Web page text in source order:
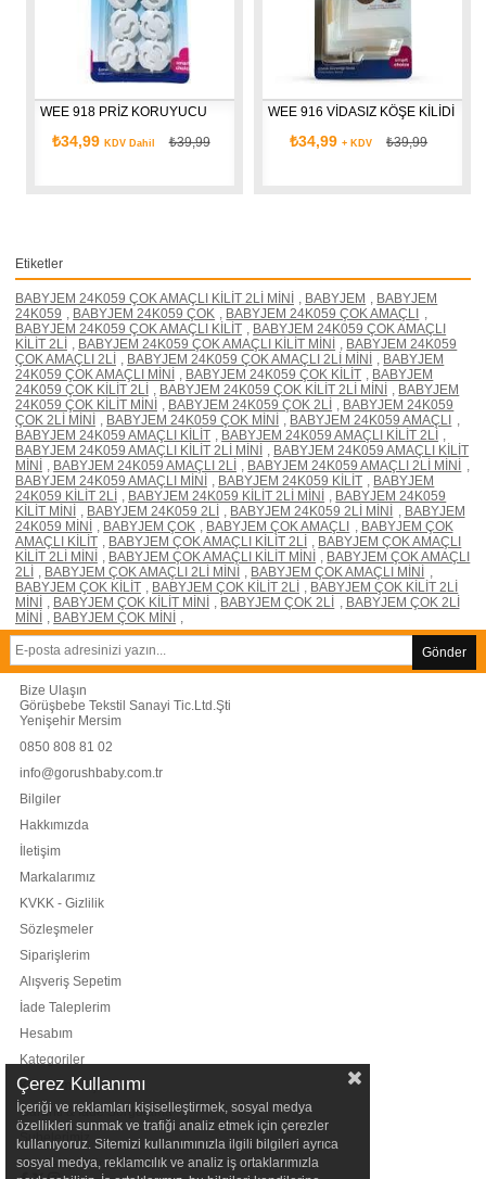
WEE 918 PRİZ KORUYUCU
₺34,99 KDV Dahil ₺39,99
WEE 916 VİDASIZ KÖŞE KİLİDİ
₺34,99+ KDV ₺39,99
Etiketler
BABYJEM 24K059 ÇOK AMAÇLI KİLİT 2Lİ MİNİ BABYJEM
BABYJEM
24K059
BABYJEM 24K059 ÇOK BABYJEM 24K059 ÇOK AMAÇLI
BABYJEM 24K059 ÇOK AMAÇLI KİLİT
BABYJEM 24K059 ÇOK AMAÇLI
KİLİT 2Lİ
BABYJEM 24K059 ÇOK AMAÇLI KİLİT MİNİ
BABYJEM 24K059
ÇOK AMAÇLI 2Lİ
BABYJEM 24K059 ÇOK AMAÇLI 2Lİ MİNİ
BABYJEM
24K059 ÇOK AMAÇLI MİNİ
BABYJEM 24K059 ÇOK KİLİT
BABYJEM
24K059 ÇOK KİLİT 2Lİ
BABYJEM 24K059 ÇOK KİLİT 2Lİ MİNİ
BABYJEM
24K059 ÇOK KİLİT MİNİ
BABYJEM 24K059 ÇOK 2Lİ
BABYJEM 24K059
ÇOK 2Lİ MİNİ
BABYJEM 24K059 ÇOK MİNİ BABYJEM 24K059 AMAÇLI
BABYJEM 24K059 AMAÇLI KİLİT
BABYJEM 24K059 AMAÇLI KİLİT 2Lİ
BABYJEM 24K059 AMAÇLI KİLİT 2Lİ MİNİ
BABYJEM 24K059 AMAÇLI KİLİT
MİNİ
BABYJEM 24K059 AMAÇLI 2Lİ BABYJEM 24K059 AMAÇLI 2Lİ MİNİ
BABYJEM 24K059 AMAÇLI MİNİ
BABYJEM 24K059 KİLİT
BABYJEM
24K059 KİLİT 2Lİ
BABYJEM 24K059 KİLİT 2Lİ MİNİ
BABYJEM 24K059
KİLİT MİNİ
BABYJEM 24K059 2Lİ BABYJEM 24K059 2Lİ MİNİ
BABYJEM
24K059 MİNİ
BABYJEM ÇOK BABYJEM ÇOK AMAÇLI
BABYJEM ÇOK
AMAÇLI KİLİT
BABYJEM ÇOK AMAÇLI KİLİT 2Lİ
BABYJEM ÇOK AMAÇLI
KİLİT 2Lİ MİNİ
BABYJEM ÇOK AMAÇLI KİLİT MİNİ
BABYJEM ÇOK AMAÇLI
2Lİ
BABYJEM ÇOK AMAÇLI 2Lİ MİNİ BABYJEM ÇOK AMAÇLI MİNİ
BABYJEM ÇOK KİLİT
BABYJEM ÇOK KİLİT 2Lİ
BABYJEM ÇOK KİLİT 2Lİ
MİNİ
BABYJEM ÇOK KİLİT MİNİ BABYJEM ÇOK 2Lİ
BABYJEM ÇOK 2Lİ
MİNİ
BABYJEM ÇOK MİNİ
Gönder
Bize Ulaşın
Görüşbebe Tekstil Sanayi Tic.Ltd.Şti
Yenişehir Mersim
0850 808 81 02
info@gorushbaby.com.tr
Bilgiler
Hakkımızda
İletişim
Markalarımız
KVKK - Gizlilik
Sözleşmeler
Siparişlerim
Alışveriş Sepetim
İade Taleplerim
Hesabım
Kategoriler
Kullanım Koşulları
Garanti & İade Sorgulama
Şubelerimiz
Bizi Takip Edin
Çerez Kullanımı
İçeriği ve reklamları kişiselleştirmek, sosyal medya
özellikleri sunmak ve trafiği analiz etmek için çerezler
kullanıyoruz. Sitemizi kullanımınızla ilgili bilgileri ayrıca
sosyal medya, reklamcılık ve analiz iş ortaklarımızla